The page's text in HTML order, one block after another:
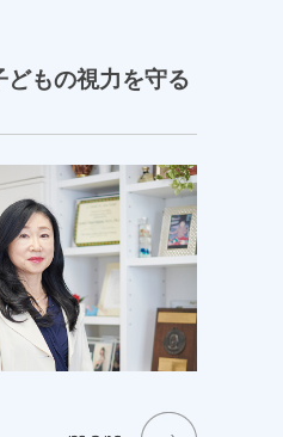
もの視力を守る